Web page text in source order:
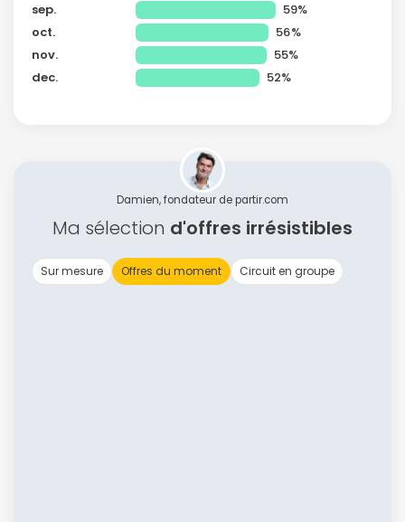
sep.
59%
oct.
56%
nov.
55%
dec.
52%
Damien, fondateur de partir.com
Ma sélection d'offres irrésistibles
Sur mesure Offres du moment Circuit en groupe